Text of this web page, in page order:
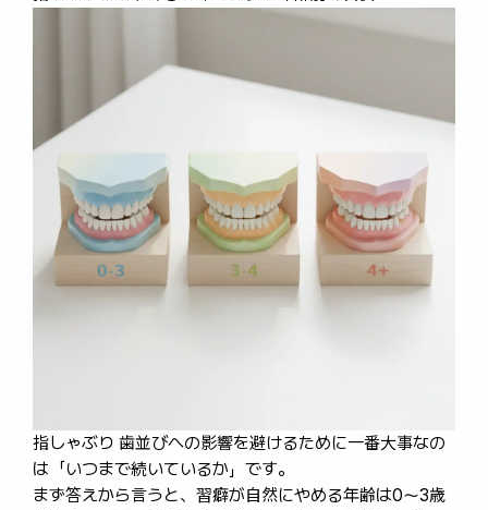
指しゃぶり 歯並びへの影響を避けるために一番大事なの
は「いつまで続いているか」です。
まず答えから言うと、習癖が自然にやめる年齢は0〜3歳